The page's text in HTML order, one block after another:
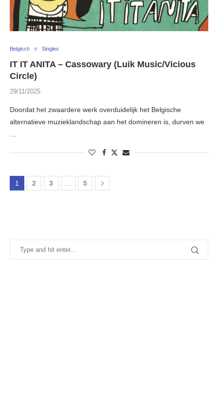
Belgisch Singles
IT IT ANITA – Cassowary (Luik Music/Vicious
Circle)
29/11/2025
Doordat het zwaardere werk overduidelijk het Belgische
alternatieve muzieklandschap aan het domineren is, durven we
…
1 2 3 … 5